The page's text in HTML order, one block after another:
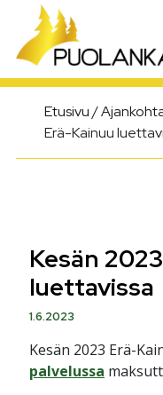
Päävalikko
Etusivu/
Erä-Kainuu
Kesän
luettavissa
1.6.2023
Kesän 2023 Erä-
palvelussa